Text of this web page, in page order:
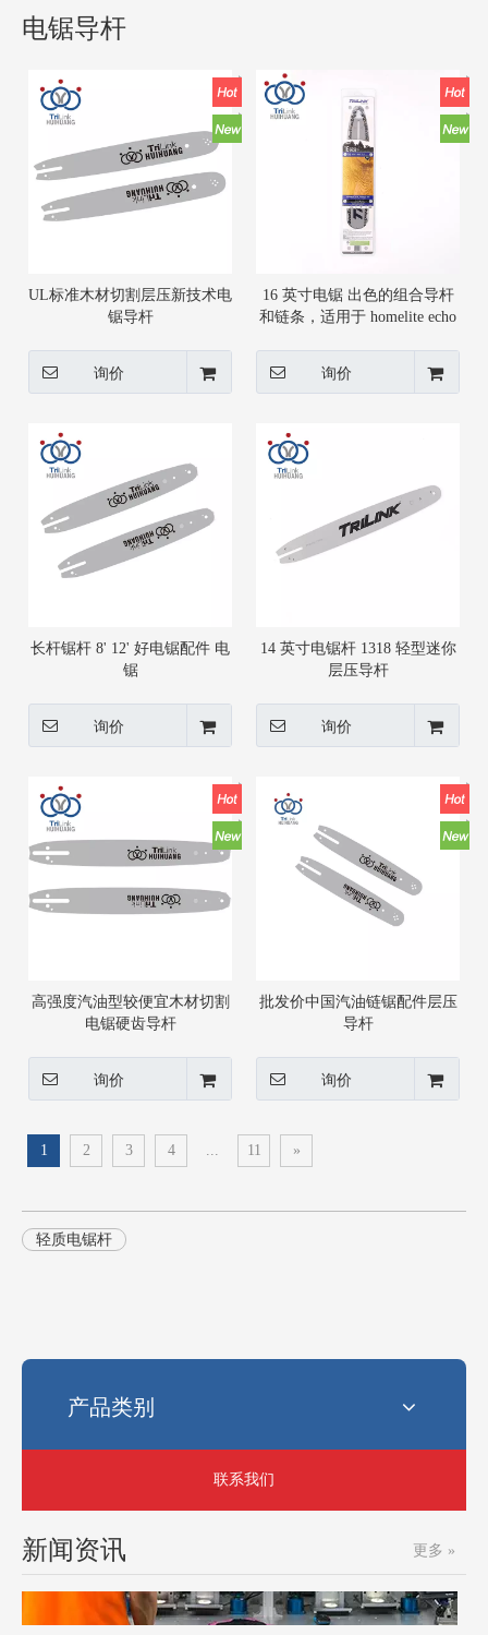
电锯导杆
UL标准木材切割层压新技术电
锯导杆
询价
16 英寸电锯 出色的组合导杆
和链条，适用于 homelite echo
询价
长杆锯杆 8' 12' 好电锯配件 电
锯
询价
14 英寸电锯杆 1318 轻型迷你
层压导杆
询价
高强度汽油型较便宜木材切割
电锯硬齿导杆
询价
批发价中国汽油链锯配件层压
导杆
询价
1 2 3 4 ... 11 »
轻质电锯杆
产品类别
联系我们
新闻资讯 更多 »